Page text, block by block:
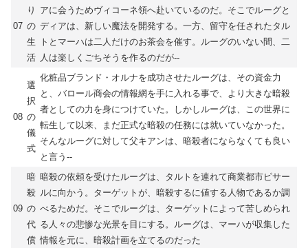
07
り
の
生
活
アに会うためヴィコーネ領へ赴いているのだ。そこでルーグと
ディアは、新しい魔法を開発する。一方、留守を任されたタル
トとマーハは二人だけのお茶会を催す。ルーグのいない間、二
人は楽しくごちそうを作るのだが--
08
選
択
の
儀
式
化粧品ブランド・オルナを成功させたルーグは、その資金力
と、バロール商会の情報網を手に入れる事で、より大きな暗殺
者としての力を身につけていた。しかしルーグは、この世界に
転生して以来、まだ正式な暗殺の任務には就いていなかった。
そんなルーグに対して父キアンは、暗殺者にならなくても良い
と言う--
09
暗
殺
の
代
償
暗殺の依頼を受けたルーグは、タルトを連れて商業都市ピサー
ルに向かう。ターゲットが、暗殺するに値する人物であるか調
べるためだ。そこでルーグは、ターゲットによって苦しめられ
る人々の悲惨な光景を目にする。ルーグは、マーハが収集した
情報を元に、暗殺計画を立てるのだった